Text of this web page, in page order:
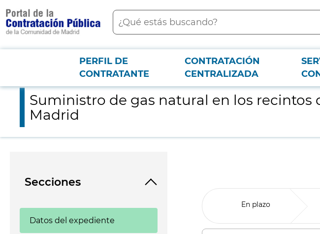
contenido
principal
Buscar
Menú PCON
PERFIL DE
CONTRATANTE
CONTRATACIÓN
CENTRALIZADA
Suministro de gas natural en los recintos de Metro de Madrid y Metro Ligero de Madrid
Suministro de gas natural en los
Madrid
Secciones
Datos del expediente
En plazo